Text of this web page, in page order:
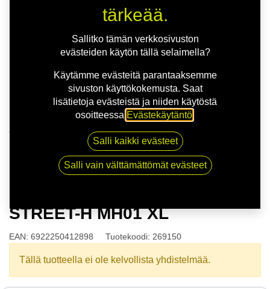
175/60R13 77T DYNAMO STREET-H MH01 XL
STREET-H MH01 XL
EAN: 6922250412898 Tuotekoodi: 269150
Tällä tuotteella ei ole kelvollista yhdistelmää.
tärkeää.
Sallitko tämän verkkosivuston
evästeiden käytön tällä selaimella?
Käytämme evästeitä parantaaksemme
sivuston käyttökokemusta. Saat
lisätietoja evästeistä ja niiden käytöstä
osoitteessa Evästekäytäntö
Salli kaikki evästeet
Salli vain välttämättömät evästeet